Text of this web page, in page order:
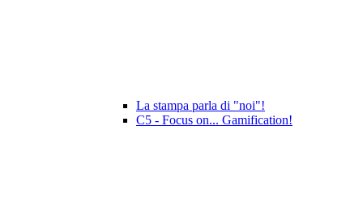
La stampa parla di "noi"!
C5 - Focus on... Gamification!